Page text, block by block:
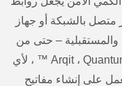
متصل بالشبكة أو جهاز
– حتى من
جهاز كمبيوتر كمي. يتيح مشروع Arqit ، QuantumCloud ™ ، لأي
على إنشاء مفاتيح